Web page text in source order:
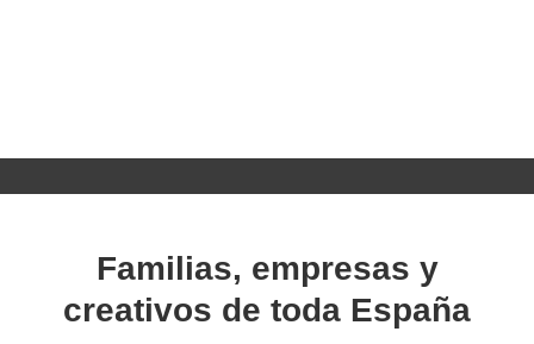
Familias, empresas y
creativos de toda España